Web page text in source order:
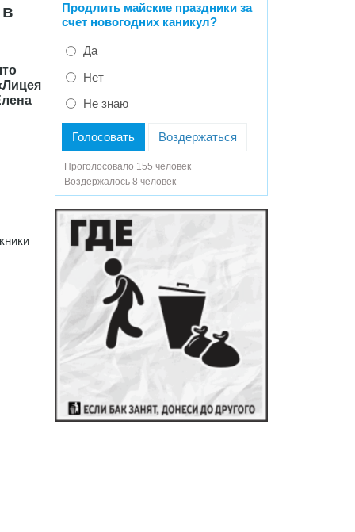
Продлить майские праздники за
счет новогодних каникул?
Да
Нет
Не знаю
Голосовать Воздержаться
Проголосовало 155 человек
Воздержалось 8 человек